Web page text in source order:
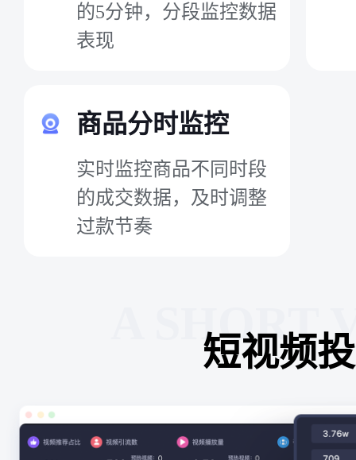
的5分钟，分段监控数据
表现
商品分时监控
实时监控商品不同时段
的成交数据，及时调整
过款节奏
A SHORT
短视频